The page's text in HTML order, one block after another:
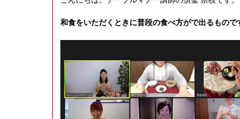
和食をいただくときに普段の食べ方がで出るもので